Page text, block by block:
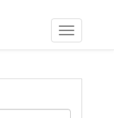
Toggle